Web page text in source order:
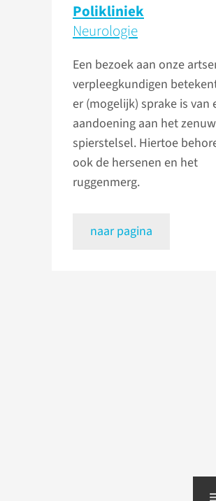
Polikliniek
Neurologie
Een bezoek aan onze
verpleegkundigen
er (mogelijk) sprake is van
aandoening aan het
spierstelsel. Hiertoe
ook de hersenen en het
ruggenmerg.
naar pagina